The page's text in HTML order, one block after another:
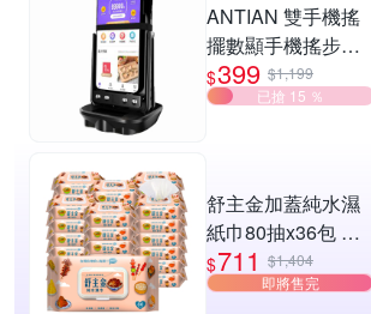
ANTIAN 雙手機搖
擺數顯手機搖步機
靜音自動計步器 搖
步器 刷步數神器 搖
$399 $1,199
已搶 15 ％
舒主金加蓋純水濕
紙巾80抽x36包 台
灣製 濕巾
$711 $1,404
即將售完